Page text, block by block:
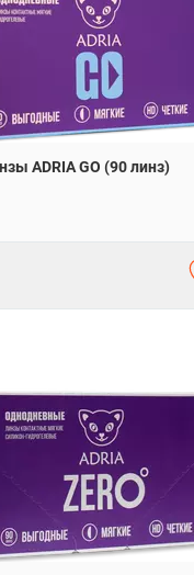
ADRIA GO (90 линз)